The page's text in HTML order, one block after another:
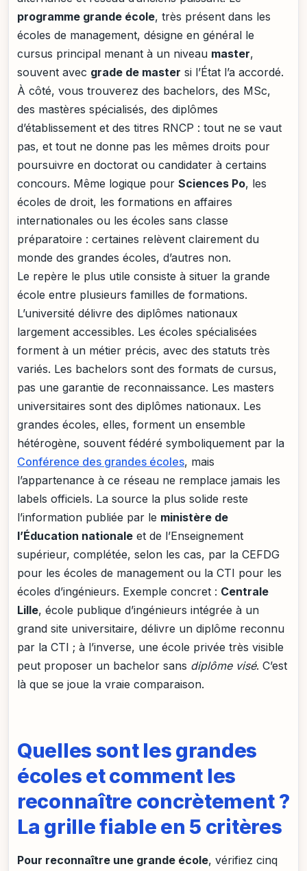
programme grande école, très présent dans les
écoles de management, désigne en général le
cursus principal menant à un niveau master,
souvent avec grade de master si l’État l’a accordé.
À côté, vous trouverez des bachelors, des MSc,
des mastères spécialisés, des diplômes
d’établissement et des titres RNCP : tout ne se vaut
pas, et tout ne donne pas les mêmes droits pour
poursuivre en doctorat ou candidater à certains
concours. Même logique pour Sciences Po, les
écoles de droit, les formations en affaires
internationales ou les écoles sans classe
préparatoire : certaines relèvent clairement du
monde des grandes écoles, d’autres non.
Le repère le plus utile consiste à situer la grande
école entre plusieurs familles de formations.
L’université délivre des diplômes nationaux
largement accessibles. Les écoles spécialisées
forment à un métier précis, avec des statuts très
variés. Les bachelors sont des formats de cursus,
pas une garantie de reconnaissance. Les masters
universitaires sont des diplômes nationaux. Les
grandes écoles, elles, forment un ensemble
hétérogène, souvent fédéré symboliquement par la
Conférence des grandes écoles, mais
l’appartenance à ce réseau ne remplace jamais les
labels officiels. La source la plus solide reste
l’information publiée par le ministère de
l’Éducation nationale et de l’Enseignement
supérieur, complétée, selon les cas, par la CEFDG
pour les écoles de management ou la CTI pour les
écoles d’ingénieurs. Exemple concret : Centrale
Lille, école publique d’ingénieurs intégrée à un
grand site universitaire, délivre un diplôme reconnu
par la CTI ; à l’inverse, une école privée très visible
peut proposer un bachelor sans diplôme visé. C’est
là que se joue la vraie comparaison.
Quelles sont les grandes
écoles et comment les
reconnaître concrètement ?
La grille fiable en 5 critères
Pour reconnaître une grande école, vérifiez cinq